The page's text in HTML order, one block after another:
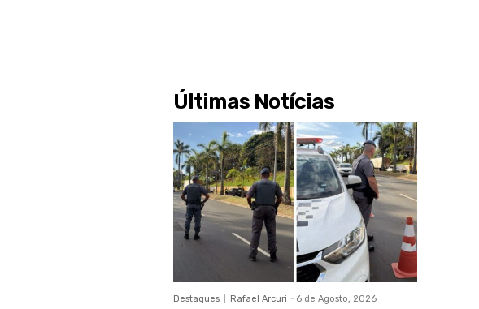
Últimas Notícias
Destaques Rafael Arcuri - 6 de Agosto, 2026